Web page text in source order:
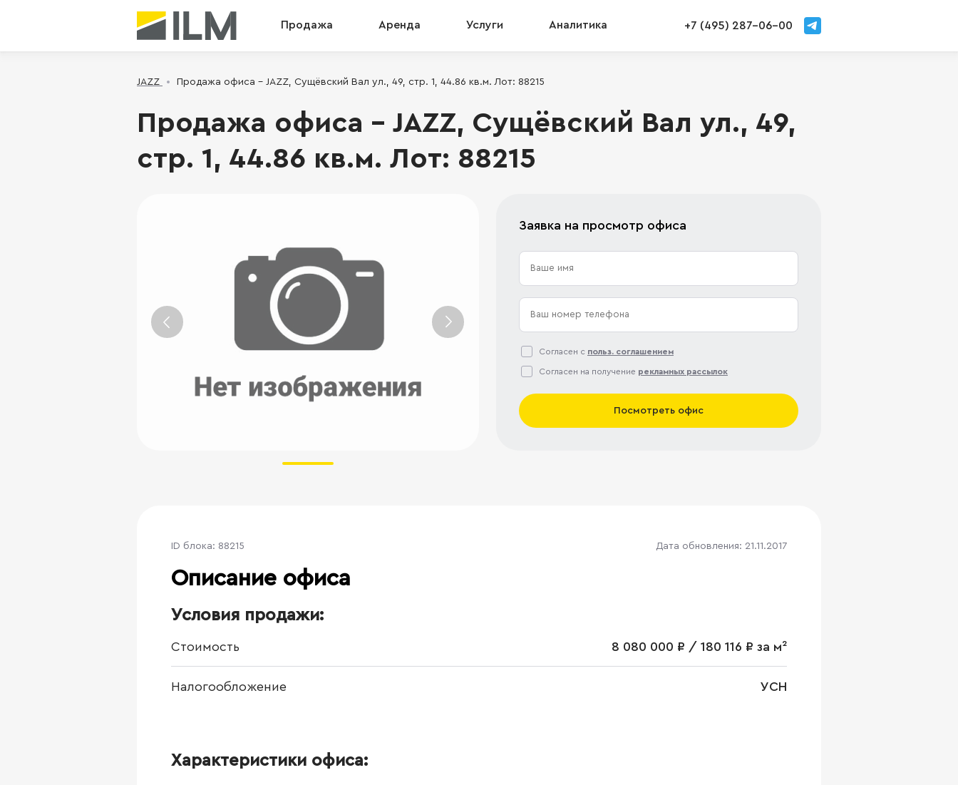
Продажа Аренда Услуги Аналитика +7 (495) 287-06-00
JAZZ Продажа офиса - JAZZ, Сущёвский Вал ул., 49, стр. 1, 44.86 кв.м. Лот: 88215
Продажа офиса - JAZZ, Сущёвский Вал ул., 49,
стр. 1, 44.86 кв.м. Лот: 88215
Заявка на просмотр офиса
Согласен с польз. соглашением
Согласен на получение рекламных рассылок
Посмотреть офис
ID блока: 88215 Дата обновления: 21.11.2017
Описание офиса
Условия продажи:
Стоимость 8 080 000 ₽ / 180 116 ₽ за м²
Налогообложение УСН
Характеристики офиса: